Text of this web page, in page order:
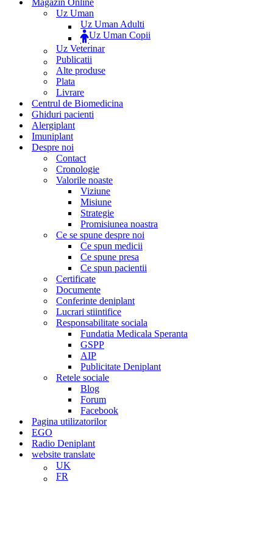
Magazin Online
Uz Uman
Uz Uman Adulti
Uz Uman Copii
Uz Veterinar
Publicatii
Alte produse
Plata
Livrare
Centrul de Biomedicina
Ghiduri pacienti
Alergiplant
Imuniplant
Despre noi
Contact
Cronologie
Valorile noaste
Viziune
Misiune
Strategie
Promisiunea noastra
Ce se spune despre noi
Ce spun medicii
Ce spune presa
Ce spun pacientii
Certificate
Documente
Conferinte deniplant
Lucrari stiintifice
Responsabilitate sociala
Fundatia Medicala Speranta
GSPP
AIP
Publicitate Deniplant
Retele sociale
Blog
Forum
Facebook
Pagina utilizatorilor
EGO
Radio Deniplant
website translate
UK
FR